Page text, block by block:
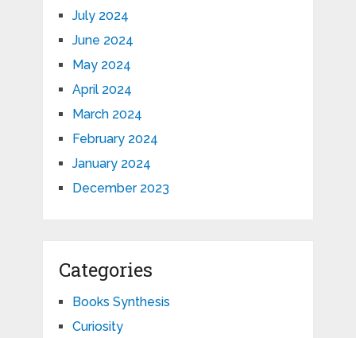
July 2024
June 2024
May 2024
April 2024
March 2024
February 2024
January 2024
December 2023
Categories
Books Synthesis
Curiosity